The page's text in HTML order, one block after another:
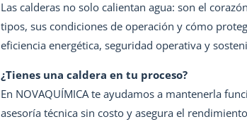
Las calderas no solo calientan agua: son el
tipos, sus condiciones de operación y cómo
eficiencia energética, seguridad operativa y
¿Tienes una caldera en tu proceso?
En NOVAQUÍMICA te ayudamos a mantenerla
asesoría técnica sin costo y asegura el